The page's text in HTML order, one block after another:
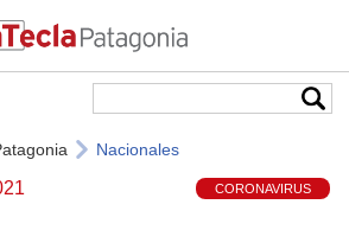
Nacionales
CORONAVIRUS